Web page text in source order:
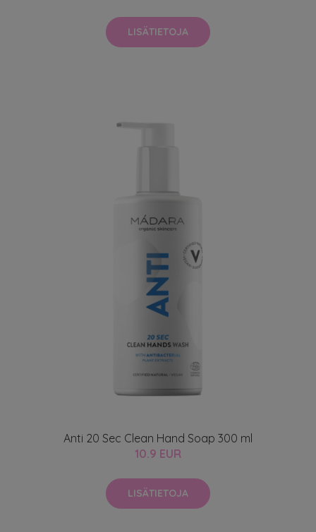
LISÄTIETOJA
Anti 20 Sec Clean Hand Soap 300 ml
10.9 EUR
LISÄTIETOJA